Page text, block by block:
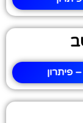
פיתרון